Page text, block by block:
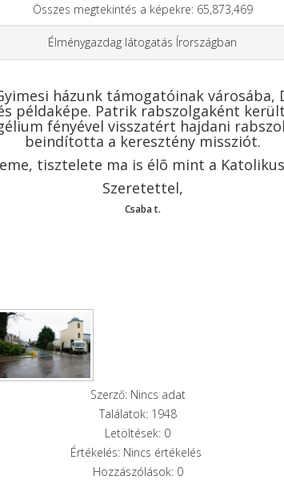
Összes megtekintés a képekre: 65,873,469
Élménygazdag látogatás Írországban
házunk támogatóinak városába,
példaképe. Patrik rabszolgaként
fényével visszatért hajdani
beindította a keresztény missziót.
tisztelete ma is élõ mint a
Szeretettel,
Csaba t.
Szerző: Nincs adat
Találatok: 1948
Letöltések: 0
Értékelés: Nincs értékelés
Hozzászólások: 0